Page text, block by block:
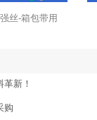
丝-箱包带用
新！
购